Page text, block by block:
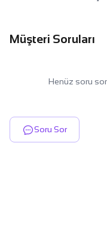
Müşteri Soruları
Henüz soru
Soru Sor